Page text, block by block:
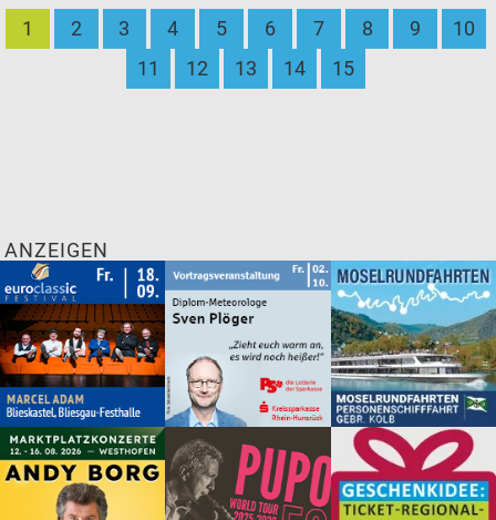
1 2 3 4 5 6 7 8 9
10
11
12 13 14 15
ANZEIGEN